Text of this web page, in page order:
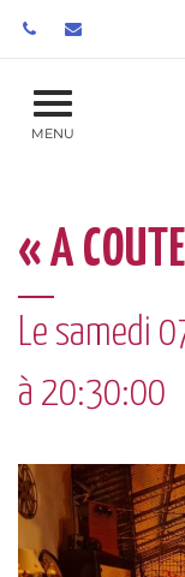
MENU
« A
Le samedi
à 20:30:00